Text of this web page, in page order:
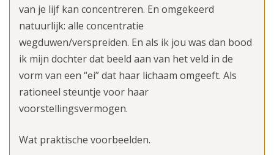
van je lijf kan concentreren. En omgekeerd
natuurlijk: alle concentratie
wegduwen/verspreiden. En als ik jou was dan bood
ik mijn dochter dat beeld aan van het veld in de
vorm van een “ei” dat haar lichaam omgeeft. Als
rationeel steuntje voor haar
voorstellingsvermogen.
Wat praktische voorbeelden.